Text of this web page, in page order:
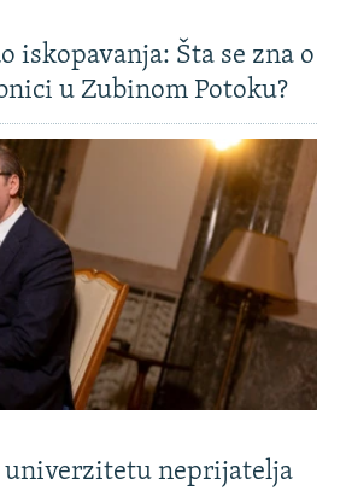
iskopavanja: Šta se zna o
u Zubinom Potoku?
neprijatelja